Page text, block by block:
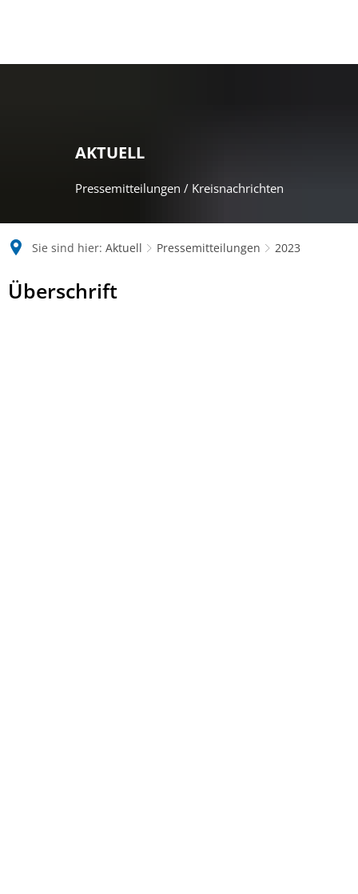
AKTUELL
Pressemitteilungen / Kreisnachrichten
Sie sind hier: Aktuell Pressemitteilungen 2023
2023
Überschrift